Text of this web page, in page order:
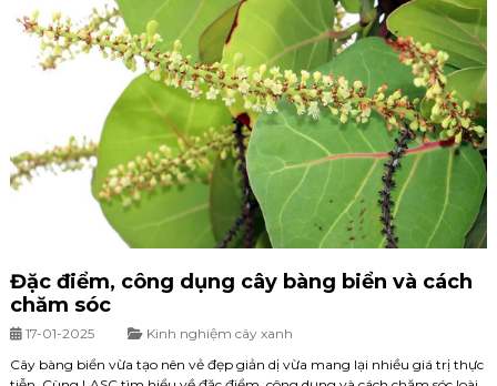
Đặc điểm, công dụng cây bàng biển và cách
chăm sóc
17-01-2025
Kinh nghiệm cây xanh
Cây bàng biển vừa tạo nên vẻ đẹp giản dị vừa mang lại nhiều giá trị thực